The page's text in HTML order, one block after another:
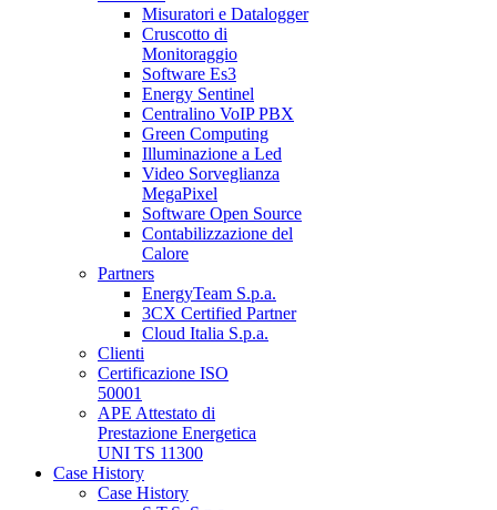
Misuratori e Datalogger
Cruscotto di
Monitoraggio
Software Es3
Energy Sentinel
Centralino VoIP PBX
Green Computing
Illuminazione a Led
Video Sorveglianza
MegaPixel
Software Open Source
Contabilizzazione del
Calore
Partners
EnergyTeam S.p.a.
3CX Certified Partner
Cloud Italia S.p.a.
Clienti
Certificazione ISO
50001
APE Attestato di
Prestazione Energetica
UNI TS 11300
Case History
Case History